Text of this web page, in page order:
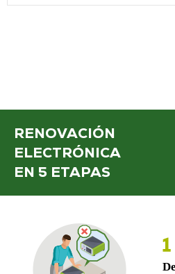
RENOVACIÓN
ELECTRÓNICA
EN 5 ETAPAS